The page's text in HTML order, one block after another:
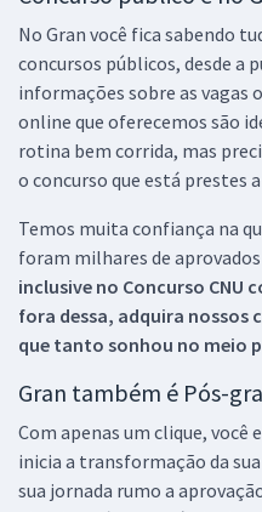
No Gran você fica sabendo
concursos públicos, desde a
informações sobre as vagas
online que oferecemos são
rotina bem corrida, mas
o concurso que está prestes
Temos muita confiança na
foram milhares de
inclusive no Concurso CNU
fora dessa, adquira nossos
que tanto sonhou no meio
Gran também é Pós-
Com apenas um clique, você
inicia a transformação da
sua jornada rumo a